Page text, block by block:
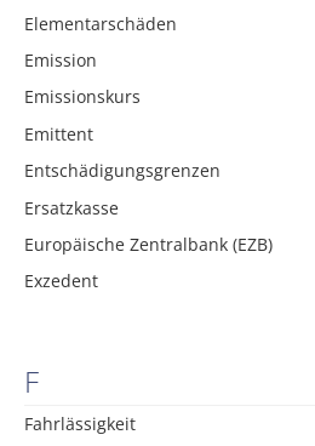
Elementarschäden
Emission
Emissionskurs
Emittent
Entschädigungsgrenzen
Ersatzkasse
Europäische Zentralbank (EZB)
Exzedent
F
Fahrlässigkeit